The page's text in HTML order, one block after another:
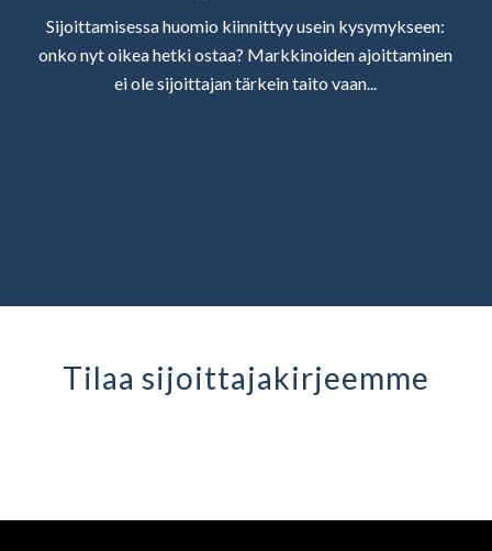
Sijoittamisessa huomio kiinnittyy usein kysymykseen:
onko nyt oikea hetki ostaa? Markkinoiden ajoittaminen
ei ole sijoittajan tärkein taito vaan...
Tilaa sijoittaja­kirjeemme